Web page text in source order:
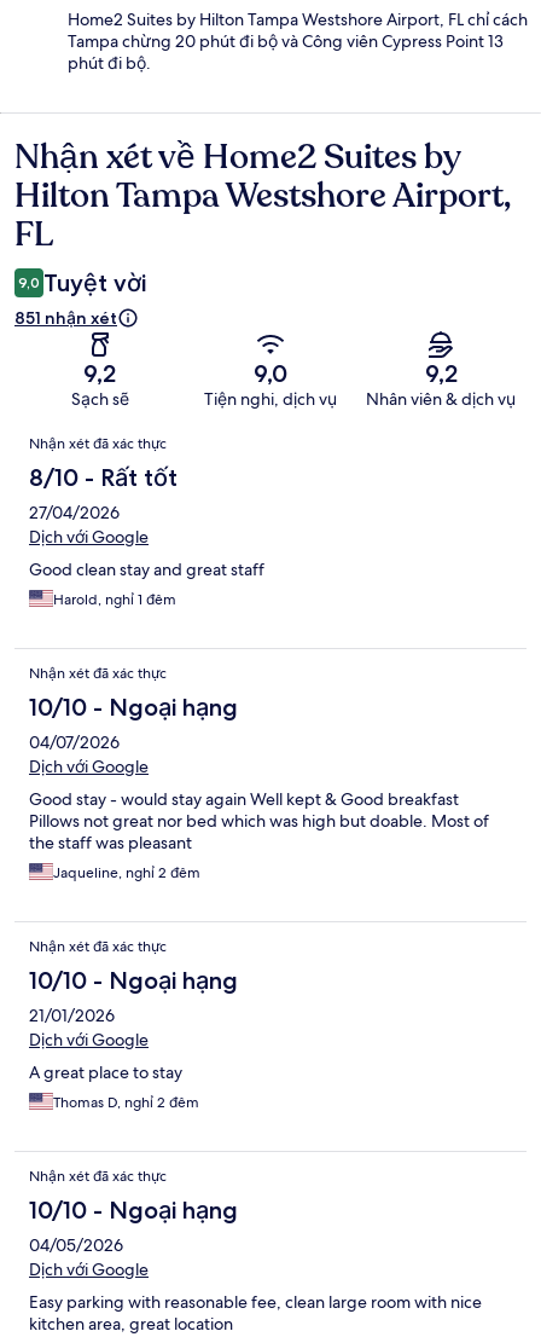
Home2 Suites by Hilton Tampa Westshore Airport, FL chỉ cách
Tampa chừng 20 phút đi bộ và Công viên Cypress Point 13
phút đi bộ.
Nhận
xét
Nhận xét về Home2 Suites by
Hilton Tampa Westshore Airport,
FL
9,0 Tuyệt vời
851 nhận xét
9,2
Sạch sẽ
9,0
Tiện nghi, dịch vụ
9,2
Nhân viên & dịch vụ
Nhận
xét
Nhận xét đã xác thực
8/10 - Rất tốt
27/04/2026
Dịch với Google
Good clean stay and great staff
Harold, nghỉ 1 đêm
Nhận xét đã xác thực
10/10 - Ngoại hạng
04/07/2026
Dịch với Google
Good stay - would stay again Well kept & Good breakfast
Pillows not great nor bed which was high but doable. Most of
the staff was pleasant
Jaqueline, nghỉ 2 đêm
Nhận xét đã xác thực
10/10 - Ngoại hạng
21/01/2026
Dịch với Google
A great place to stay
Thomas D, nghỉ 2 đêm
Nhận xét đã xác thực
10/10 - Ngoại hạng
04/05/2026
Dịch với Google
Easy parking with reasonable fee, clean large room with nice
kitchen area, great location